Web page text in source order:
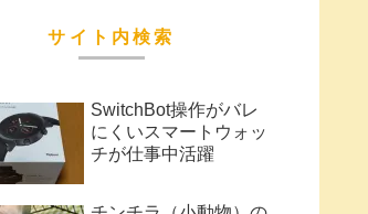
サイト内検索
SwitchBot操作がバレ
にくいスマートウォッ
チが仕事中活躍